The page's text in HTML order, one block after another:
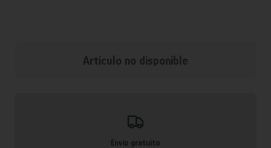
Articulo no disponible
Envío gratuito